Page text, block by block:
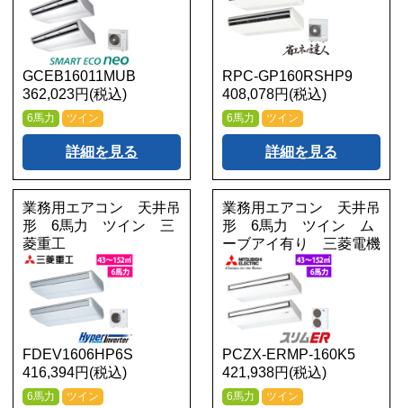
GCEB16011MUB
362,023円(税込)
6馬力 ツイン
詳細を見る
RPC-GP160RSHP9
408,078円(税込)
6馬力 ツイン
詳細を見る
業務用エアコン 天井吊
形 6馬力 ツイン 三
菱重工
FDEV1606HP6S
416,394円(税込)
6馬力 ツイン
業務用エアコン 天井吊
形 6馬力 ツイン ム
ーブアイ有り 三菱電機
PCZX-ERMP-160K5
421,938円(税込)
6馬力 ツイン